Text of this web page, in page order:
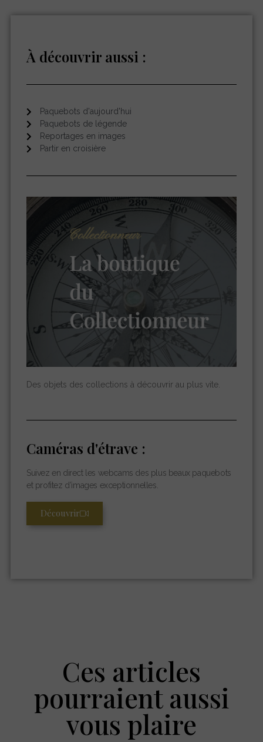
À découvrir aussi :
Paquebots d'aujourd'hui
Paquebots de légende
Reportages en images
Partir en croisière
Des objets des collections à découvrir au plus vite.
Caméras d'étrave :
Suivez en direct les webcams des plus beaux paquebots
et profitez d’images exceptionnelles.
Découvrir
Ces articles
pourraient aussi
vous plaire